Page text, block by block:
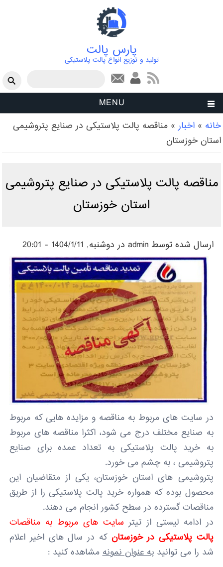
پارس پالت
تولید و توزیع انواع پالت پلاستیکی
فرم جستجو
MENU
شما اینجا هستید
خانه » اخبار » مناقصه پالت پلاستیکی در صنایع پتروشیمی
استان خوزستان
مناقصه پالت پلاستیکی در صنایع پتروشیمی
استان خوزستان
ارسال شده توسطadmin در دوشنبه, 1404/1/11 - 20:01
در سایت های مربوط به مناقصه و مزایده هایی که مربوط
به صنایع مختلف درج می شود، اکثرا مناقصه های مربوط
به خرید پالت پلاستیکی به تعداد عمده برای صنایع
پتروشیمی ، به چشم می خورد.
پتروشیمی های استان خوزستان، یکی از متقاضیان این
محصول بوده که همواره خرید پالت پلاستیکی را از طریق
مناقصات گسترده در سطح کشور انجام می دهند.
در ادامه لیستی از تیتر سایت های مربوط به مناقصات
پالت پلاستیکی در خوزستان که در سال های اخیر اعلام
شد را می توانیدبه عنوان نمونهمشاهده کنید :